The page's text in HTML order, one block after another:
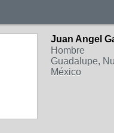
Juan Angel
Hombre
Guadalupe,
México